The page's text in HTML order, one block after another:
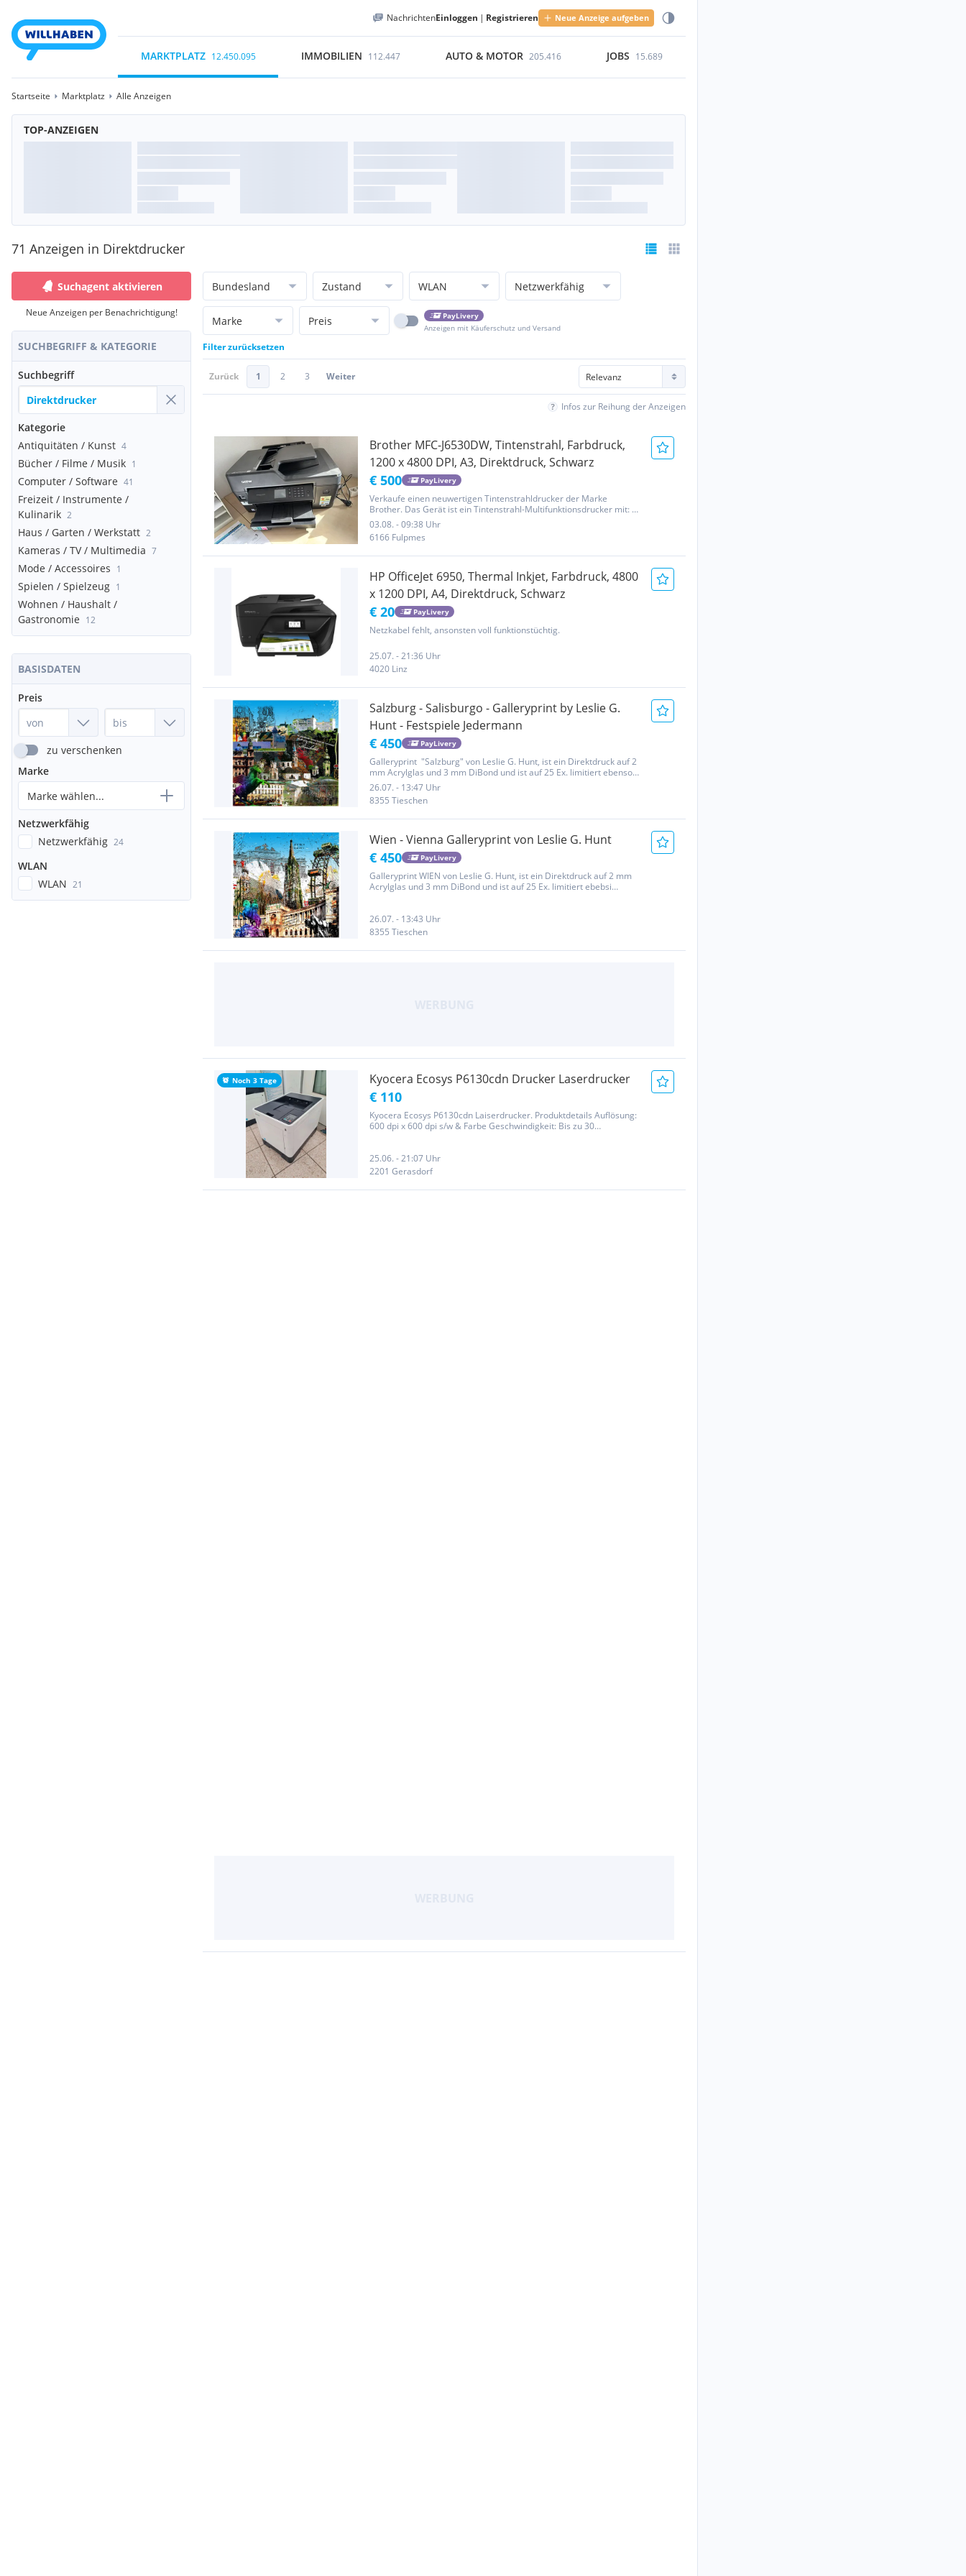
NachrichtenEinloggen | Registrieren Neue Anzeige aufgeben
MARKTPLATZ 12.450.095 IMMOBILIEN 112.447 AUTO & MOTOR 205.416 JOBS 15.689
Startseite Marktplatz Alle Anzeigen
TOP-ANZEIGEN
71 Anzeigen in Direktdrucker
Suchagent aktivieren
Neue Anzeigen per Benachrichtigung!
SUCHBEGRIFF & KATEGORIE
Suchbegriff
Kategorie
Antiquitäten / Kunst 4
Bücher / Filme / Musik 1
Computer / Software 41
Freizeit / Instrumente /
Kulinarik 2
Haus / Garten / Werkstatt 2
Kameras / TV / Multimedia 7
Mode / Accessoires 1
Spielen / Spielzeug 1
Wohnen / Haushalt /
Gastronomie 12
BASISDATEN
Preis
zu verschenken
Marke
Marke wählen...
Netzwerkfähig
Netzwerkfähig 24
WLAN
WLAN 21
Bundesland Zustand WLAN Netzwerkfähig
Marke Preis
PayLivery
Anzeigen mit Käuferschutz und Versand
Filter zurücksetzen
Zurück 1 2 3 Weiter
Infos zur Reihung der Anzeigen
Brother MFC-J6530DW, Tintenstrahl, Farbdruck,
1200 x 4800 DPI, A3, Direktdruck, Schwarz
€ 500 PayLivery
Verkaufe einen neuwertigen Tintenstrahldrucker der Marke
Brother. Das Gerät ist ein Tintenstrahl-Multifunktionsdrucker mit: *
Drucken * Scannen * Kopieren * Fax * WLAN * A3-Druckfunktion
03.08. - 09:38 Uhr
6166 Fulpmes
HP OfficeJet 6950, Thermal Inkjet, Farbdruck, 4800
x 1200 DPI, A4, Direktdruck, Schwarz
€ 20 PayLivery
Netzkabel fehlt, ansonsten voll funktionstüchtig.
25.07. - 21:36 Uhr
4020 Linz
Salzburg - Salisburgo - Galleryprint by Leslie G.
Hunt - Festspiele Jedermann
€ 450 PayLivery
Galleryprint "Salzburg" von Leslie G. Hunt, ist ein Direktdruck auf 2
mm Acrylglas und 3 mm DiBond und ist auf 25 Ex. limitiert ebenso
nummeriert und signiert. Dieser Gallery Print erhält durch die
Kombination aus Direktdruck auf Acrylglas und...
26.07. - 13:47 Uhr
8355 Tieschen
Wien - Vienna Galleryprint von Leslie G. Hunt
€ 450 PayLivery
Galleryprint WIEN von Leslie G. Hunt, ist ein Direktdruck auf 2 mm
Acrylglas und 3 mm DiBond und ist auf 25 Ex. limitiert ebebsi
26.07. - 13:43 Uhr
8355 Tieschen
Noch 3 Tage Kyocera Ecosys P6130cdn Drucker Laserdrucker
€ 110
Kyocera Ecosys P6130cdn Laiserdrucker. Produktdetails Auflösung:
600 dpi x 600 dpi s/w & Farbe Geschwindigkeit: Bis zu 30
25.06. - 21:07 Uhr
2201 Gerasdorf